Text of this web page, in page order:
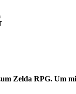
Zelda RPG. Um